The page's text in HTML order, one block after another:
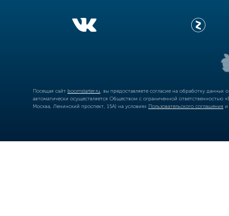
Посещая сайт boomstarter.ru , вы предоставляете согласие на обработку
автоматически осуществляется Обществом с ограниченной
Москва, Ленинский проспект, 15А) на условиях Пользовательского соглашения и